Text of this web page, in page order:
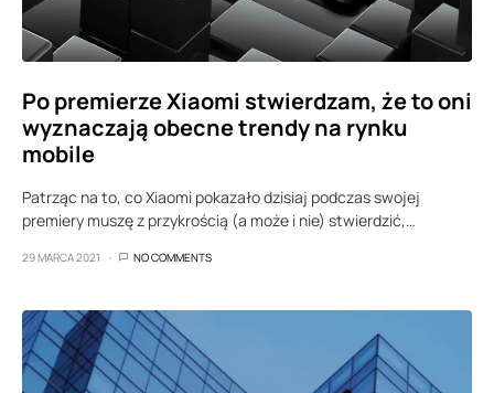
Po premierze Xiaomi stwierdzam, że to oni
wyznaczają obecne trendy na rynku
mobile
Patrząc na to, co Xiaomi pokazało dzisiaj podczas swojej
premiery muszę z przykrością (a może i nie) stwierdzić,…
29 MARCA 2021 NO COMMENTS